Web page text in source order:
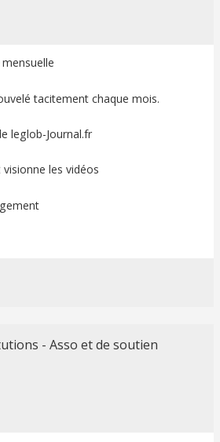
tacitement chaque mois.
leglob-Journal.fr
les vidéos
- Asso et de soutien